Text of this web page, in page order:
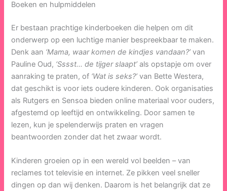
Boeken en hulpmiddelen
Er bestaan prachtige kinderboeken die helpen om dit
onderwerp op een luchtige manier bespreekbaar te maken.
Denk aan ‘Mama, waar komen de kindjes vandaan?’ van
Pauline Oud, ‘Sssst… de tijger slaapt’ als opstapje om over
aanraking te praten, of ‘Wat is seks?’ van Bette Westera,
dat geschikt is voor iets oudere kinderen. Ook organisaties
als Rutgers en Sensoa bieden online materiaal voor ouders,
afgestemd op leeftijd en ontwikkeling. Door samen te
lezen, kun je spelenderwijs praten en vragen
beantwoorden zonder dat het zwaar wordt.
Kinderen groeien op in een wereld vol beelden – van
reclames tot televisie en internet. Ze pikken veel sneller
dingen op dan wij denken. Daarom is het belangrijk dat ze